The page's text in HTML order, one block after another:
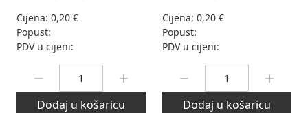
Cijena: 0,20 €
Popust:
PDV u cijeni:
Dodaj u košaricu
Cijena: 0,20 €
Popust:
PDV u cijeni:
Dodaj u košaricu